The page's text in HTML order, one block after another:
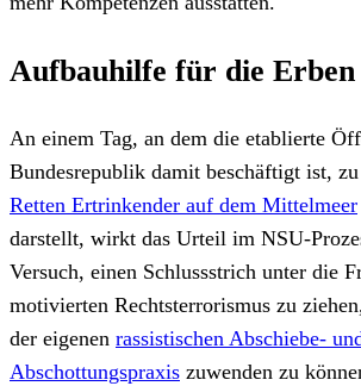
Aufbauhilfe für die Erben
An einem Tag, an dem die etablierte
Bundesrepublik damit beschäftigt ist,
Retten Ertrinkender auf dem Mittelmeer
darstellt, wirkt das Urteil im NSU-
Versuch, einen Schlussstrich unter die
motivierten Rechtsterrorismus zu
der eigenen rassistischen Abschiebe-
Abschottungspraxis zuwenden zu